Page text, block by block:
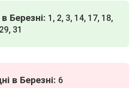
Березні: 1, 2, 3, 14, 17, 18,
31
в Березні: 6